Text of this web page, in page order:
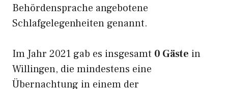
Behördensprache angebotene
Schlafgelegenheiten genannt.
Im Jahr 2021 gab es insgesamt 0 Gäste in
Willingen, die mindestens eine
Übernachtung in einem der